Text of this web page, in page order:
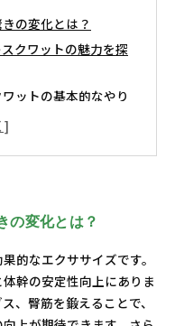
の変化とは？
クワットの魅力を探
ットの基本的なやり
！筋トレスクワット
の変化とは？
的なエクササイズです。
幹の安定性向上にありま
、臀筋を鍛えることで、